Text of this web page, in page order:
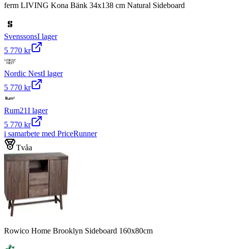
ferm LIVING Kona Bänk 34x138 cm Natural Sideboard
SvenssonsI lager
5 770 kr
Nordic NestI lager
5 770 kr
Rum21I lager
5 770 kr
i samarbete med PriceRunner
Tvåa
Rowico Home Brooklyn Sideboard 160x80cm